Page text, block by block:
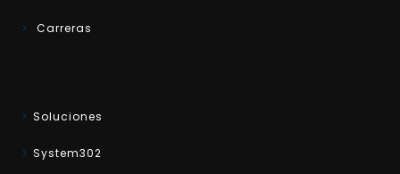
Carreras
Soluciones
System302